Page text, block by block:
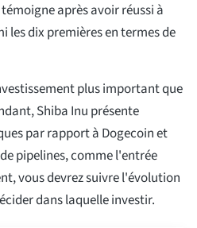
après avoir réussi à
les dix premières en termes de
plus important que
Shiba Inu présente
par rapport à Dogecoin et
pipelines, comme l'entrée
vous devrez suivre l'évolution
dans laquelle investir.